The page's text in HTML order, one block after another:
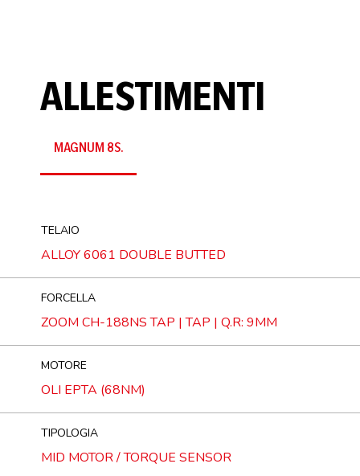
ALLESTIMENTI
MAGNUM 8S.
TELAIO
ALLOY 6061 DOUBLE BUTTED
FORCELLA
ZOOM CH-188NS TAP | TAP | Q.R: 9MM
MOTORE
OLI EPTA (68NM)
TIPOLOGIA
MID MOTOR / TORQUE SENSOR